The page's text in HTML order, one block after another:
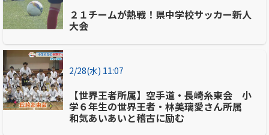
２１チームが熱戦！県中学校サッカー新人
大会
2/28(水) 11:07
【世界王者所属】空手道・長崎糸東会 小
学６年生の世界王者・林美璃愛さん所属
和気あいあいと稽古に励む